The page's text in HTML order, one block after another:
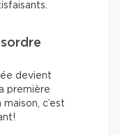
devient
première
c’est